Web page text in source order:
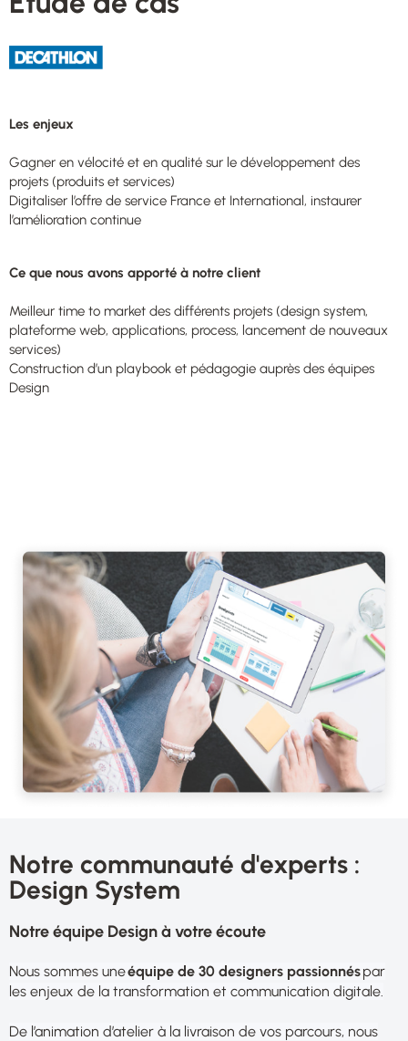
Les enjeux
Gagner en vélocité et en qualité sur le développement des
projets (produits et services)
Digitaliser l’offre de service France et International, instaurer
l’amélioration continue
Ce que nous avons apporté à notre client
Meilleur time to market des différents projets (design system,
plateforme web, applications, process, lancement de nouveaux
services)
Construction d’un playbook et pédagogie auprès des équipes
Design
Notre communauté d'experts :
Design System
Notre équipe Design à votre écoute
Nous sommes uneéquipe de 30 designers passionnéspar
les enjeux de la transformation et communication digitale.
De l’animation d’atelier à la livraison de vos parcours, nous